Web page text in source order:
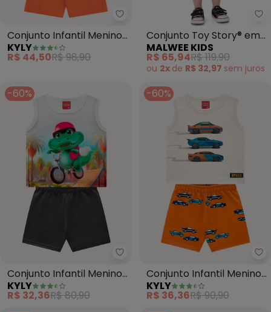
Kyly - Conjunto Infantil Menino
Conjunto Infantil Menino
Estampa (Cinza)
KYLY
R$ 44,50R$ 98,90
Conjunto Toy Story® em
Moletinho (Cinza)
MALWEE KIDS
R$ 65,94R$ 119,90
ou 2x de R$ 32,97 sem juros
-60%
Kyly - Conjunto Infantil Menino
Conjunto Infantil Menino
Estampa (Cinza)
KYLY
R$ 32,36R$ 80,90
-60%
Conjunto Infantil Menino
Carros (Cinza)
KYLY
R$ 36,36R$ 90,90